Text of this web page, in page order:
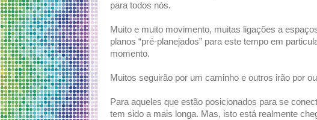
para todos nós.
Muito e muito movimento, muitas ligações a
planos “pré-planejados” para este tempo em
momento.
Muitos seguirão por um caminho e outros irão por
Para aqueles que estão posicionados para se
tem sido a mais longa. Mas, isto está realmente